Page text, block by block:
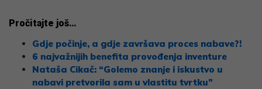
Pročitajte još…
Gdje počinje, a gdje završava proces nabave?!
6 najvažnijih benefita provođenja inventure
Nataša Cikač: “Golemo znanje i iskustvo u
nabavi pretvorila sam u vlastitu tvrtku”